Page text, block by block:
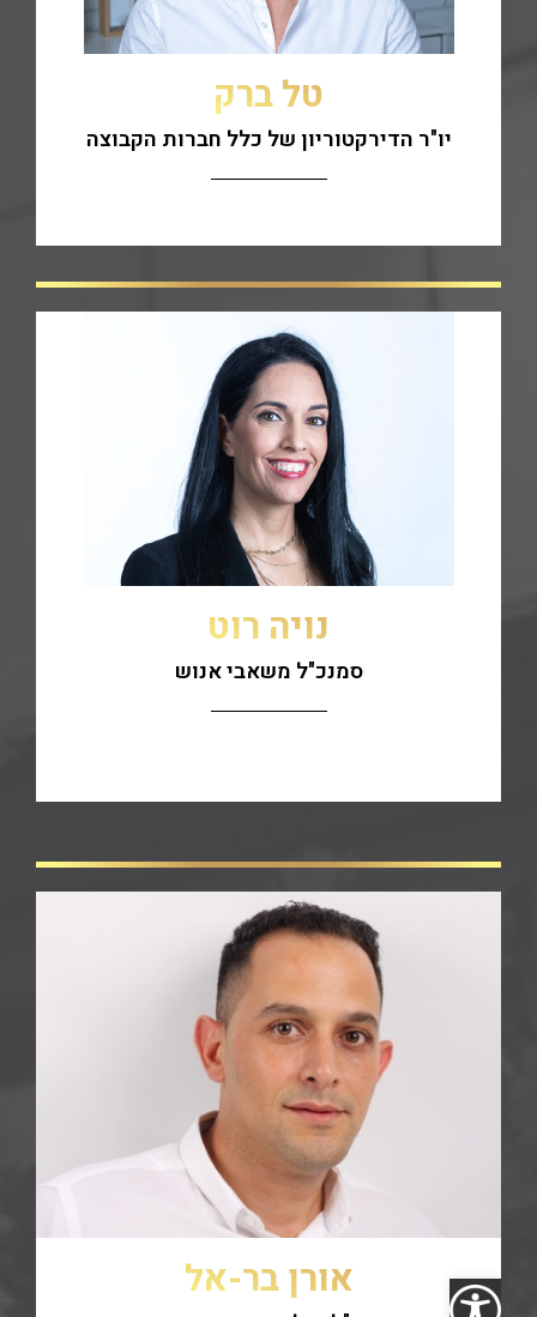
פתח סרגל נגישות
טל ברק
יו"ר הדירקטוריון של כלל חברות הקבוצה
נויה רוט
סמנכ"ל משאבי אנוש
אורן בר-אל